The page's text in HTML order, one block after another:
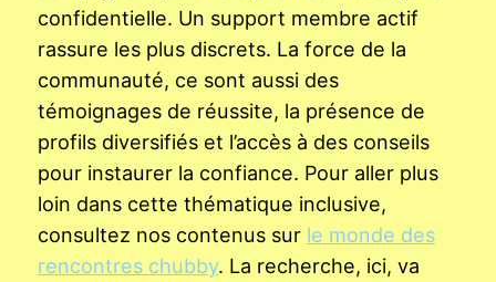
confidentielle. Un support membre actif
rassure les plus discrets. La force de la
communauté, ce sont aussi des
témoignages de réussite, la présence de
profils diversifiés et l’accès à des conseils
pour instaurer la confiance. Pour aller plus
loin dans cette thématique inclusive,
consultez nos contenus sur le monde des
rencontres chubby. La recherche, ici, va